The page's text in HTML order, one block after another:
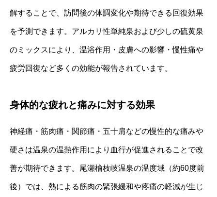
解することで、訪問後の体調変化や期待できる回復効果
を予測できます。アルカリ性単純泉および少しの硫黄泉
のミックスにより、温浴作用・皮膚への影響・慢性痛や
疲労回復など多くの効能が報告されています。
身体的な疲れと痛みに対する効果
神経痛・筋肉痛・関節痛・五十肩などの慢性的な痛みや
硬さは温泉の温熱作用により血行が促進されることで改
善が期待できます。尾瀬檜枝岐温泉の温度域（約60度前
後）では、熱による筋肉の緊張緩和や疼痛の軽減が生じ